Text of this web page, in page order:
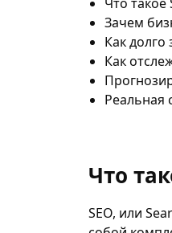
Зачем
Как долго
Как
Реальная
Что
SEO, или